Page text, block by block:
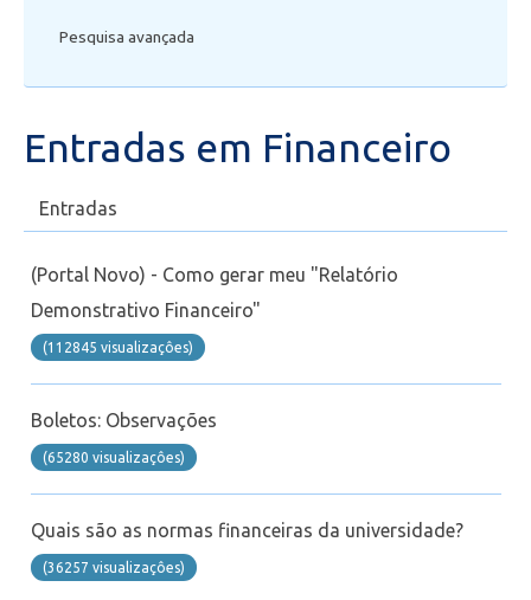
Secretaria de Administração Escolar - SAE
Wifi
EAD
Suporte
Pesquisa avançada
Entradas em Financeiro
Entradas
(Portal Novo) - Como gerar meu "Relatório
Demonstrativo Financeiro"
(112845 visualizaçôes)
Boletos: Observações
(65280 visualizaçôes)
Quais são as normas financeiras da universidade?
(36257 visualizaçôes)